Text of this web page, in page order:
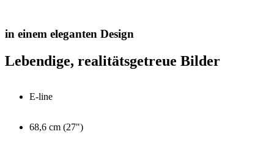
in einem eleganten Design
Lebendige, realitätsgetreue Bilder
E-line
68,6 cm (27")